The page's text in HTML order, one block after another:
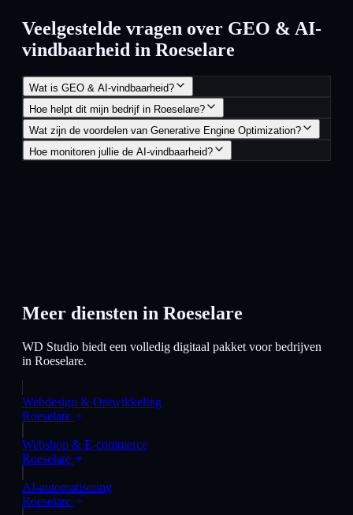
Veelgestelde vragen over GEO & AI-
vindbaarheid in Roeselare
Wat is GEO & AI-vindbaarheid?
Hoe helpt dit mijn bedrijf in Roeselare?
Wat zijn de voordelen van Generative Engine Optimization?
Hoe monitoren jullie de AI-vindbaarheid?
Meer diensten in Roeselare
WD Studio biedt een volledig digitaal pakket voor bedrijven
in Roeselare.
Webdesign & Ontwikkeling
Roeselare
Webshop & E-commerce
Roeselare
AI-automatisering
Roeselare